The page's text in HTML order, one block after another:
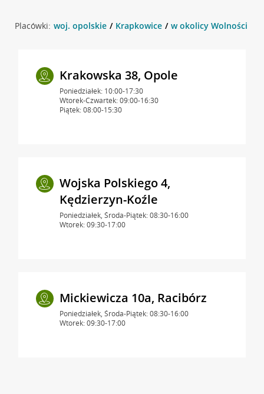
Placówki: woj. opolskie Krapkowice w okolicy Wolności 1,
Krakowska 38, Opole
Poniedziałek: 10:00-17:30
Wtorek-Czwartek: 09:00-16:30
Piątek: 08:00-15:30
Wojska Polskiego 4,
Kędzierzyn-Koźle
Poniedziałek, Środa-Piątek: 08:30-16:00
Wtorek: 09:30-17:00
Mickiewicza 10a, Racibórz
Poniedziałek, Środa-Piątek: 08:30-16:00
Wtorek: 09:30-17:00